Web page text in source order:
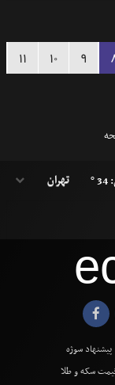
9
10
11
پیشنهاد سوژه
سکه و طلا